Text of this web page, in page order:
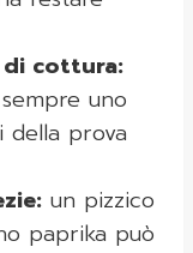
di cottura:
uno
prova
un pizzico
paprika può